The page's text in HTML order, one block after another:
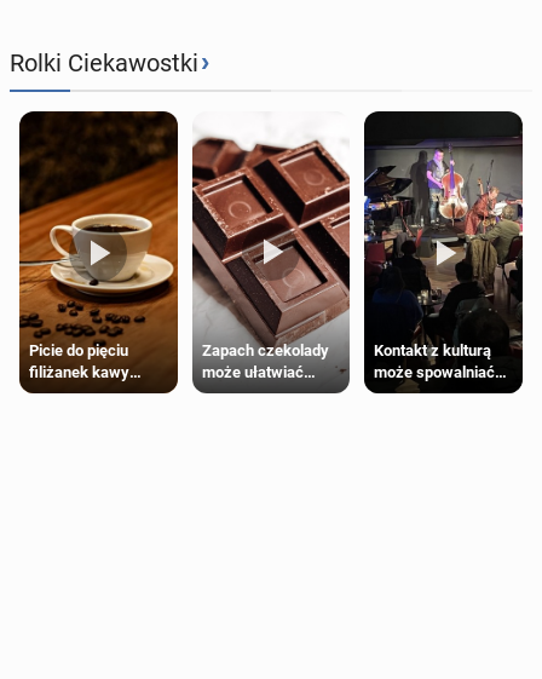
Rolki Ciekawostki›
Picie do pięciu
filiżanek kawy
dziennie jest
Zapach czekolady
może ułatwiać
trening siłowy
Kontakt z kulturą
może spowalniać
starzenie